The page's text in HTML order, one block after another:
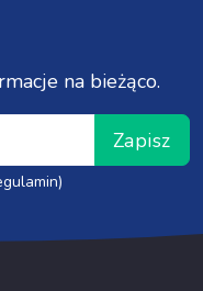
na bieżąco.
Zapisz